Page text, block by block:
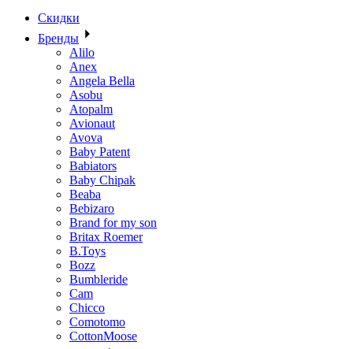
Скидки
Бренды
Alilo
Anex
Angela Bella
Asobu
Atopalm
Avionaut
Avova
Baby Patent
Babiators
Baby Chipak
Beaba
Bebizaro
Brand for my son
Britax Roemer
B.Toys
Bozz
Bumbleride
Cam
Chicco
Comotomo
CottonMoose